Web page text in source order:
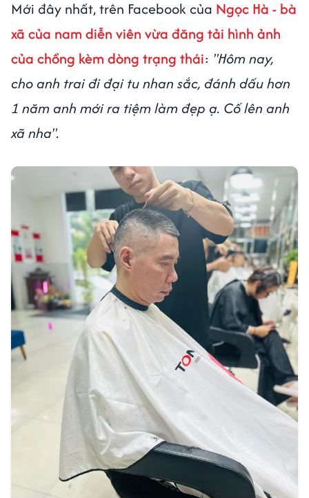
Mới đây nhất, trên Facebook của Ngọc Hà - bà
xã của nam diễn viên vừa đăng tải hình ảnh
của chồng kèm dòng trạng thái: "Hôm nay,
cho anh trai đi đại tu nhan sắc, đánh dấu hơn
1 năm anh mới ra tiệm làm đẹp ạ. Cố lên anh
xã nha".